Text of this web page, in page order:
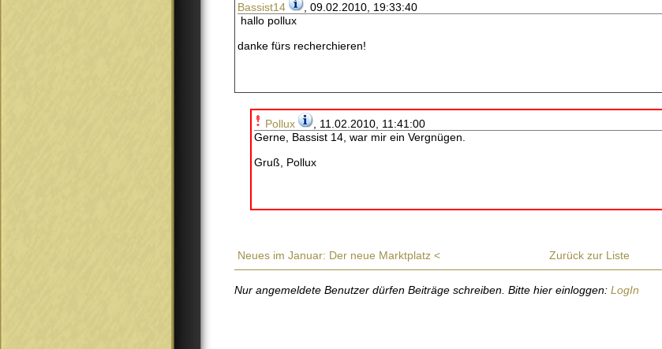
Bassist14
, 09.02.2010, 19:33:40
hallo pollux
danke fürs recherchieren!
Pollux
, 11.02.2010, 11:41:00
Gerne, Bassist 14, war mir ein Vergnügen.
Gruß, Pollux
Neues im Januar: Der neue Marktplatz < Zurück zur Liste
Nur angemeldete Benutzer dürfen Beiträge schreiben. Bitte hier einloggen: LogIn